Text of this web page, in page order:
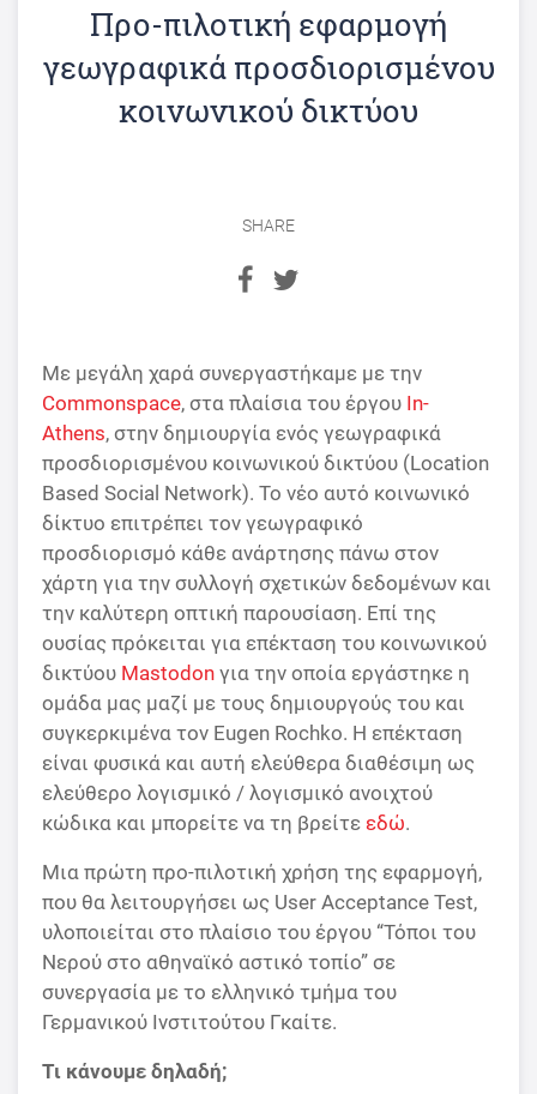
Προ-πιλοτική εφαρμογή
γεωγραφικά προσδιορισμένου
κοινωνικού δικτύου
SHARE
Με μεγάλη χαρά συνεργαστήκαμε με την
Commonspace, στα πλαίσια του έργου In-
Athens, στην δημιουργία ενός γεωγραφικά
προσδιορισμένου κοινωνικού δικτύου (Location
Based Social Network). Το νέο αυτό κοινωνικό
δίκτυο επιτρέπει τον γεωγραφικό
προσδιορισμό κάθε ανάρτησης πάνω στον
χάρτη για την συλλογή σχετικών δεδομένων και
την καλύτερη οπτική παρουσίαση. Επί της
ουσίας πρόκειται για επέκταση του κοινωνικού
δικτύου Mastodon για την οποία εργάστηκε η
ομάδα μας μαζί με τους δημιουργούς του και
συγκερκιμένα τον Eugen Rochko. Η επέκταση
είναι φυσικά και αυτή ελεύθερα διαθέσιμη ως
ελεύθερο λογισμικό / λογισμικό ανοιχτού
κώδικα και μπορείτε να τη βρείτε εδώ.
Μια πρώτη προ-πιλοτική χρήση της εφαρμογή,
που θα λειτουργήσει ως User Acceptance Test,
υλοποιείται στο πλαίσιο του έργου “Τόποι του
Νερού στο αθηναϊκό αστικό τοπίο” σε
συνεργασία με το ελληνικό τμήμα του
Γερμανικού Ινστιτούτου Γκαίτε.
Τι κάνουμε δηλαδή;